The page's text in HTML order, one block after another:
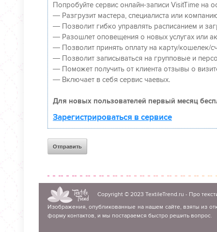
Попробуйте сервис онлайн-записи VisitTime на
— Разгрузит мастера, специалиста или
— Позволит гибко управлять расписанием и
— Разошлет оповещения о новых услугах или
— Позволит принять оплату на карту/кошелек/
— Позволит записываться на групповые и
— Поможет получить от клиента отзывы о
— Включает в себя сервис чаевых.
Для новых пользователей первый месяц
Зарегистрироваться в сервисе
Copyright © 2023 TextileTrend.ru - Про
Изображения, опубликованные на нашем сайте, взяты из
форму контактов, и мы постараемся быстро решить вопрос.